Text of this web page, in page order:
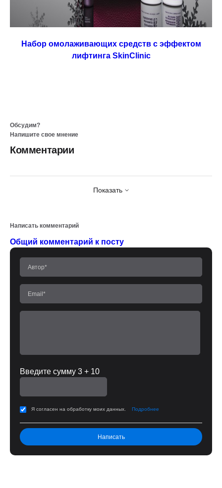
Набор омолаживающих средств с эффектом
лифтинга SkinClinic
Обсудим?
Напишите свое мнение
Комментарии
Показать
Написать комментарий
Общий комментарий к посту
Введите сумму 3 + 10
Я согласен на обработку моих данных. Подробнее